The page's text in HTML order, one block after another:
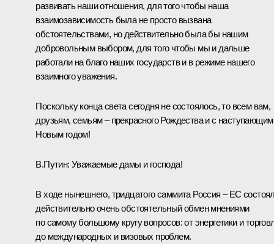
развивать наши отношения, для того чтобы наша
взаимозависимость была не просто вызвана
обстоятельствами, но действительно была бы нашим
добровольным выбором, для того чтобы мы и дальше
работали на благо наших государств и в режиме нашего
взаимного уважения.
Поскольку конца света сегодня не состоялось, то всем вам,
друзьям, семьям – прекрасного Рождества и с наступающим
Новым годом!
В.Путин: Уважаемые дамы и господа!
В ходе нынешнего, тридцатого саммита Россия – ЕС
действительно очень обстоятельный обмен мнениями
по самому большому кругу вопросов: от энергетики и
до международных и визовых проблем.